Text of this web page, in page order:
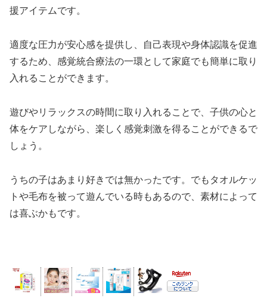
援アイテムです。
適度な圧力が安心感を提供し、自己表現や身体認識を促進
するため、感覚統合療法の一環として家庭でも簡単に取り
入れることができます。
遊びやリラックスの時間に取り入れることで、子供の心と
体をケアしながら、楽しく感覚刺激を得ることができるで
しょう。
うちの子はあまり好きでは無かったです。でもタオルケッ
トや毛布を被って遊んでいる時もあるので、素材によって
は喜ぶかもです。